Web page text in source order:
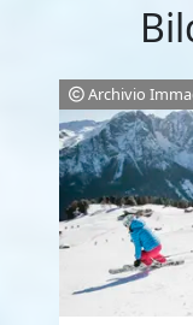
Archivio